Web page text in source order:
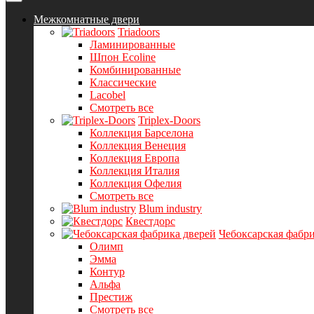
Межкомнатные двери
Triadoors
Ламинированные
Шпон Ecoline
Комбинированные
Классические
Lacobel
Смотреть все
Triplex-Doors
Коллекция Барселона
Коллекция Венеция
Коллекция Европа
Коллекция Италия
Коллекция Офелия
Смотреть все
Blum industry
Квестдорс
Чебоксарская
Олимп
Эмма
Контур
Альфа
Престиж
Смотреть все